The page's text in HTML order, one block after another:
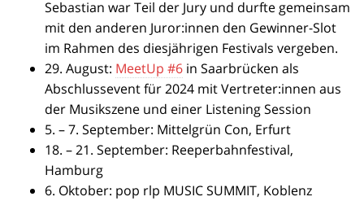
Sebastian war Teil der Jury und durfte gemeinsam
mit den anderen Juror:innen den Gewinner-Slot
im Rahmen des diesjährigen Festivals vergeben.
29. August: MeetUp #6 in Saarbrücken als
Abschlussevent für 2024 mit Vertreter:innen aus
der Musikszene und einer Listening Session
5. – 7. September: Mittelgrün Con, Erfurt
18. – 21. September: Reeperbahnfestival,
Hamburg
6. Oktober: pop rlp MUSIC SUMMIT, Koblenz